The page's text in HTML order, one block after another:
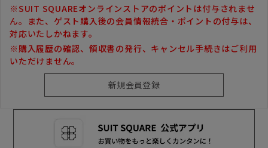
※SUIT SQUAREオンラインストアのポイントは付与されませ
ん。また、ゲスト購入後の会員情報統合・ポイントの付与は、
対応いたしかねます。
※購入履歴の確認、領収書の発行、キャンセル手続きはご利用
いただけません。